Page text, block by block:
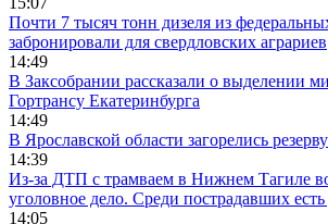
Почти 7 тысяч тонн дизеля из
забронировали для свердловских аграриев
14:49
В Заксобрании рассказали о выделении
Гортрансу Екатеринбурга
14:49
В Ярославской области загорелись
14:39
Из-за ДТП с трамваем в Нижнем Тагиле
уголовное дело. Среди пострадавших есть
14:05